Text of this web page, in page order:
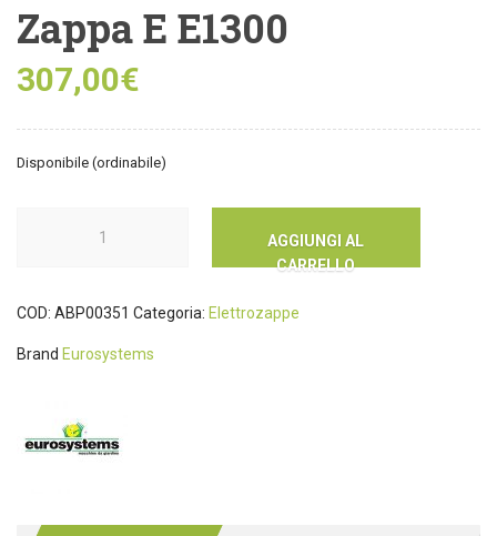
Zappa E E1300
307,00€
Disponibile (ordinabile)
AGGIUNGI AL
CARRELLO
COD: ABP00351 Categoria: Elettrozappe
Brand Eurosystems